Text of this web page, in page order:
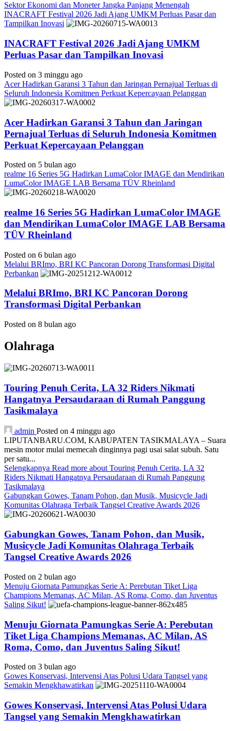
Sektor Ekonomi dan Moneter Jangka Panjang Menengah
INACRAFT Festival 2026 Jadi Ajang UMKM Perluas Pasar dan
Tampilkan Inovasi
INACRAFT Festival 2026 Jadi Ajang UMKM
Perluas Pasar dan Tampilkan Inovasi
Posted on 3 minggu ago
Acer Hadirkan Garansi 3 Tahun dan Jaringan Pernajual Terluas di
Seluruh Indonesia Komitmen Perkuat Kepercayaan Pelanggan
Acer Hadirkan Garansi 3 Tahun dan Jaringan
Pernajual Terluas di Seluruh Indonesia Komitmen
Perkuat Kepercayaan Pelanggan
Posted on 5 bulan ago
realme 16 Series 5G Hadirkan LumaColor IMAGE dan Mendirikan
LumaColor IMAGE LAB Bersama TÜV Rheinland
realme 16 Series 5G Hadirkan LumaColor IMAGE
dan Mendirikan LumaColor IMAGE LAB Bersama
TÜV Rheinland
Posted on 6 bulan ago
Melalui BRImo, BRI KC Pancoran Dorong Transformasi Digital
Perbankan
Melalui BRImo, BRI KC Pancoran Dorong
Transformasi Digital Perbankan
Posted on 8 bulan ago
Olahraga
Touring Penuh Cerita, LA 32 Riders Nikmati
Hangatnya Persaudaraan di Rumah Panggung
Tasikmalaya
admin Posted on 4 minggu ago
LIPUTANBARU.COM, KABUPATEN TASIKMALAYA – Suara
mesin motor mulai memecah dinginnya pagi usai salat subuh. Satu
per satu...
Selengkapnya Read more about Touring Penuh Cerita, LA 32
Riders Nikmati Hangatnya Persaudaraan di Rumah Panggung
Tasikmalaya
Gabungkan Gowes, Tanam Pohon, dan Musik, Musicycle Jadi
Komunitas Olahraga Terbaik Tangsel Creative Awards 2026
Gabungkan Gowes, Tanam Pohon, dan Musik,
Musicycle Jadi Komunitas Olahraga Terbaik
Tangsel Creative Awards 2026
Posted on 2 bulan ago
Menuju Giornata Pamungkas Serie A: Perebutan Tiket Liga
Champions Memanas, AC Milan, AS Roma, Como, dan Juventus
Saling Sikut!
Menuju Giornata Pamungkas Serie A: Perebutan
Tiket Liga Champions Memanas, AC Milan, AS
Roma, Como, dan Juventus Saling Sikut!
Posted on 3 bulan ago
Gowes Konservasi, Intervensi Atas Polusi Udara Tangsel yang
Semakin Mengkhawatirkan
Gowes Konservasi, Intervensi Atas Polusi Udara
Tangsel yang Semakin Mengkhawatirkan